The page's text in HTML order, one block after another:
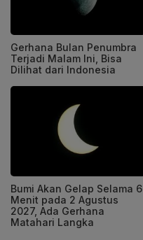
Gerhana Bulan Penumbra
Terjadi Malam Ini, Bisa
Dilihat dari Indonesia
Bumi Akan Gelap Selama 6
Menit pada 2 Agustus
2027, Ada Gerhana
Matahari Langka